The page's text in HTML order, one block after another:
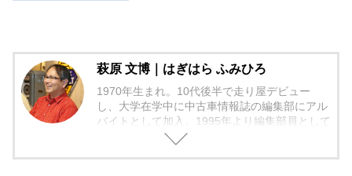
萩原 文博｜はぎはら ふみひろ
1970年生まれ。10代後半で走り屋デビュー
し、大学在学中に中古車情報誌の編集部にアル
バイトとして加入。1995年より編集部員として
編集作業に本格的に携わる。中古車の流通、販